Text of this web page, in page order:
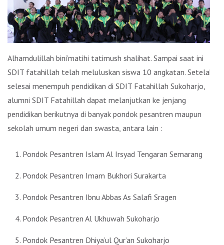
Alhamdulillah bini’matihi tatimush shalihat. Sampai saat ini
SDIT fatahillah telah meluluskan siswa 10 angkatan. Setelah
selesai menempuh pendidikan di SDIT Fatahillah Sukoharjo,
alumni SDIT Fatahillah dapat melanjutkan ke jenjang
pendidikan berikutnya di banyak pondok pesantren maupun
sekolah umum negeri dan swasta, antara lain :
Pondok Pesantren Islam Al Irsyad Tengaran Semarang
Pondok Pesantren Imam Bukhori Surakarta
Pondok Pesantren Ibnu Abbas As Salafi Sragen
Pondok Pesantren Al Ukhuwah Sukoharjo
Pondok Pesantren Dhiya’ul Qur’an Sukoharjo